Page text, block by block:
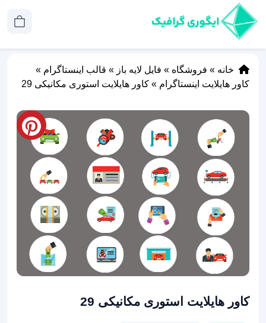
خانه » فروشگاه » فایل لایه باز » قالب اینستاگرام »
کاور هایلایت اینستاگرام » کاور هایلایت استوری مکانیکی 29
کاور هایلایت استوری مکانیکی 29